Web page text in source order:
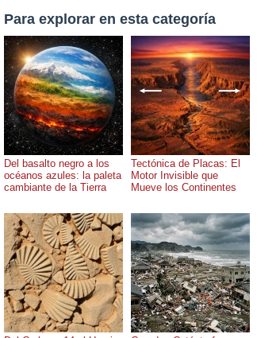
Para explorar en esta categoría
Del basalto negro a los
océanos azules: la paleta
cambiante de la Tierra
Tectónica de Placas: El
Motor Invisible que
Mueve los Continentes